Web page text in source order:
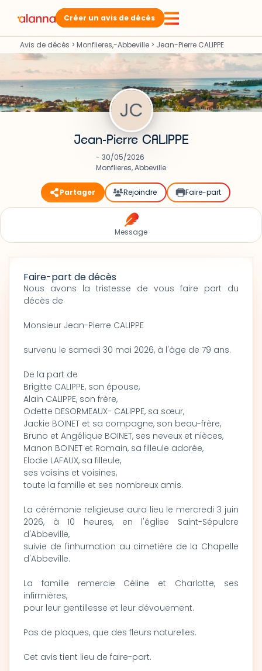
Créer un avis de décès
Avis de décès > Monflieres,-Abbeville > Jean-Pierre CALIPPE
Jean-Pierre CALIPPE
- 30/05/2026
Monflieres, Abbeville
Partager Rejoindre Faire-part
Message
Faire-part de décès
Nous avons la tristesse de vous faire part du
décès de
Monsieur Jean-Pierre CALIPPE
survenu le samedi 30 mai 2026, à l'âge de 79 ans.
De la part de
Brigitte CALIPPE, son épouse,
Alain CALIPPE, son frère,
Odette DESORMEAUX- CALIPPE, sa sœur,
Jackie BOINET et sa compagne, son beau-frère,
Bruno et Angélique BOINET, ses neveux et nièces,
Manon BOINET et Romain, sa filleule adorée,
Elodie LAFAUX, sa filleule,
ses voisins et voisines,
toute la famille et ses nombreux amis.
La cérémonie religieuse aura lieu le mercredi 3 juin
2026, à 10 heures, en l'église Saint-Sépulcre
d'Abbeville,
suivie de l'inhumation au cimetière de la Chapelle
d'Abbeville.
La famille remercie Céline et Charlotte, ses
infirmières,
pour leur gentillesse et leur dévouement.
Pas de plaques, que des fleurs naturelles.
Cet avis tient lieu de faire-part.